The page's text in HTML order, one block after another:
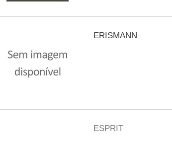
ERISMANN
ESPRIT